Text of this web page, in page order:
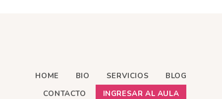
HOME BIO SERVICIOS
BLOG
CONTACTO
INGRESAR AL AULA